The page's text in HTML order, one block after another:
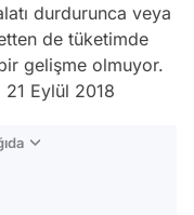
durdurunca veya
de tüketimde
gelişme olmuyor.
21 Eylül 2018